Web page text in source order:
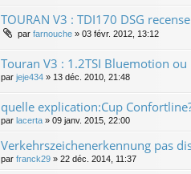
TOURAN V3 : TDI170 DSG
par farnouche » 03 févr. 2012, 13:12
Touran V3 : 1.2TSI Bluemotion
par jeje434 » 13 déc. 2010, 21:48
quelle explication:Cup
par lacerta » 09 janv. 2015, 22:00
Verkehrszeichenerkennung pas
par franck29 » 22 déc. 2014, 11:37